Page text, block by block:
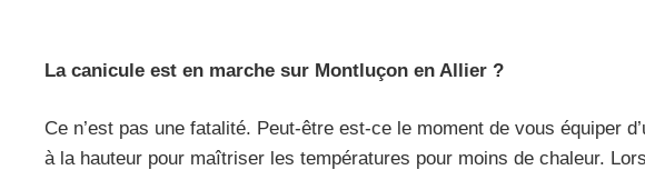
La canicule est en marche sur Montluçon en Allier ?
Ce n’est pas une fatalité. Peut-être est-ce le moment de vous équiper
à la hauteur pour maîtriser les températures pour moins de chaleur.